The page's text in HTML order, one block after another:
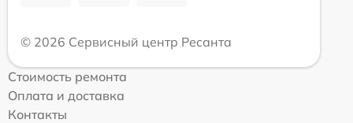
© 2026 Сервисный центр Ресанта
Стоимость ремонта
Оплата и доставка
Контакты